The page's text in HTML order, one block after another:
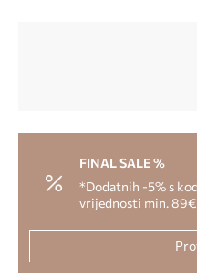
FINAL SALE %
*Dodatnih -5% s
vrijednosti min.